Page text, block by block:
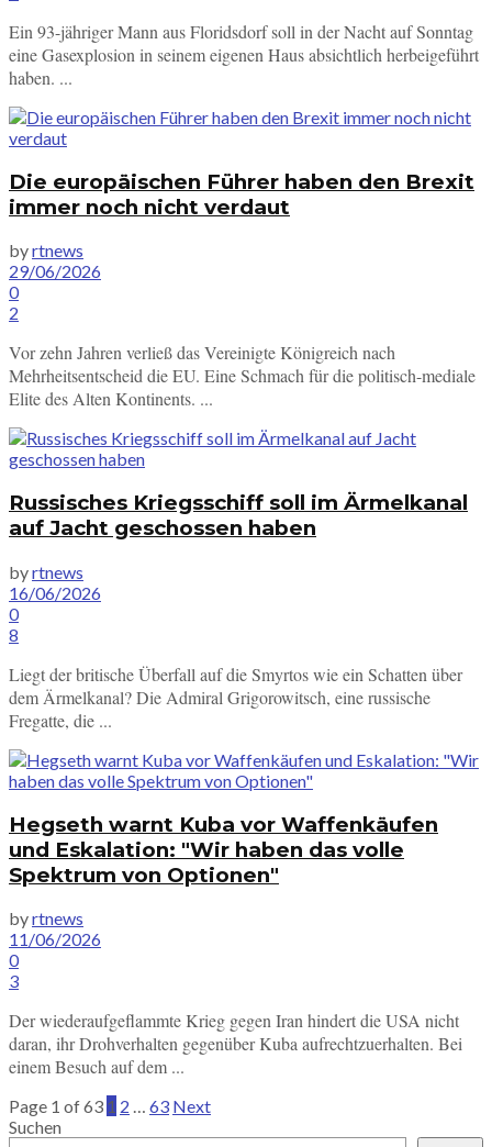
Ein 93-jähriger Mann aus Floridsdorf soll in der Nacht auf Sonntag
eine Gasexplosion in seinem eigenen Haus absichtlich herbeigeführt
haben. ...
Die europäischen Führer haben den Brexit
immer noch nicht verdaut
byrtnews
29/06/2026
0
2
Vor zehn Jahren verließ das Vereinigte Königreich nach
Mehrheitsentscheid die EU. Eine Schmach für die politisch-mediale
Elite des Alten Kontinents. ...
Russisches Kriegsschiff soll im Ärmelkanal
auf Jacht geschossen haben
byrtnews
16/06/2026
0
8
Liegt der britische Überfall auf die Smyrtos wie ein Schatten über
dem Ärmelkanal? Die Admiral Grigorowitsch, eine russische
Fregatte, die ...
Hegseth warnt Kuba vor Waffenkäufen
und Eskalation: "Wir haben das volle
Spektrum von Optionen"
byrtnews
11/06/2026
0
3
Der wiederaufgeflammte Krieg gegen Iran hindert die USA nicht
daran, ihr Drohverhalten gegenüber Kuba aufrechtzuerhalten. Bei
einem Besuch auf dem ...
Page 1 of 63 1 2 … 63 Next
Suchen